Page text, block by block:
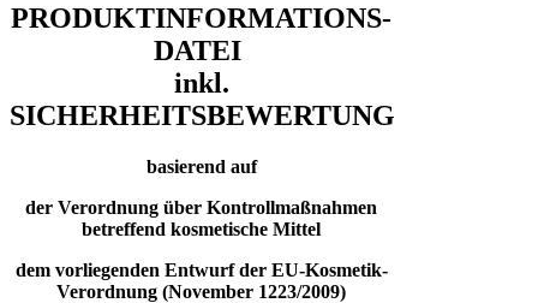
PRODUKTINFORMATIONS-
DATEI
inkl.
SICHERHEITSBEWERTUNG
basierend auf
der Verordnung über Kontrollmaßnahmen
betreffend kosmetische Mittel
dem vorliegenden Entwurf der EU-Kosmetik-
Verordnung (November 1223/2009)